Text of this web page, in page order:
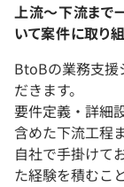
上流～下流まで
いて案件に取り組
BtoBの業務支援
だきます。
要件定義・詳細
含めた下流工程
自社で手掛けて
た経験を積むこ